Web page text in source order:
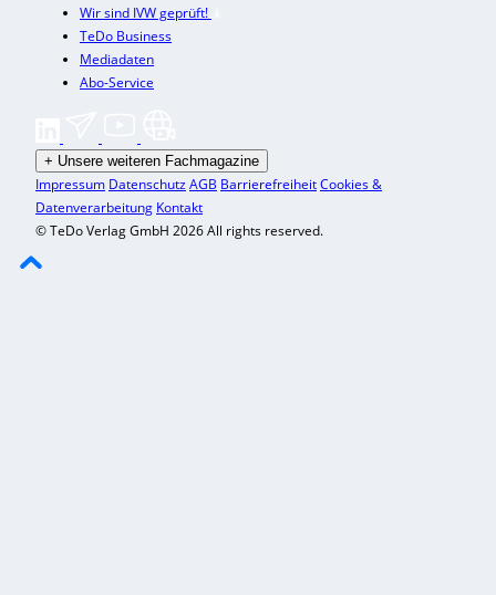
Wir sind IVW geprüft!
TeDo Business
Mediadaten
Abo-Service
+ Unsere weiteren Fachmagazine
Impressum DatenschutzAGB BarrierefreiheitCookies &
Datenverarbeitung Kontakt
© TeDo Verlag GmbH 2026 All rights reserved.